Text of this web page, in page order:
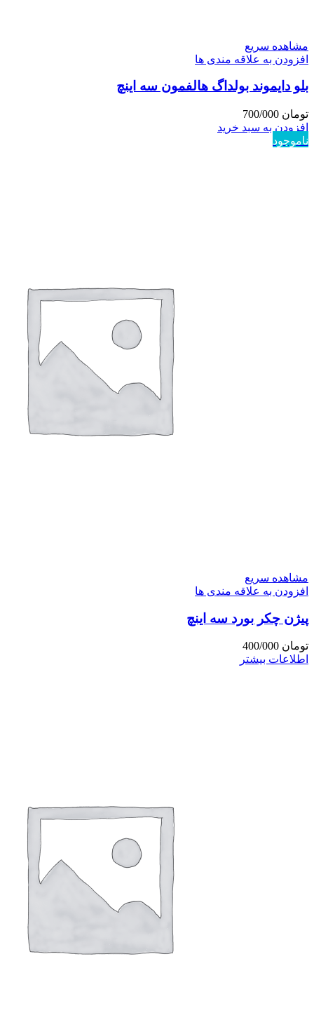
مشاهده سریع
افزودن به علاقه مندی ها
بلو دایموند بولداگ هالفمون سه اینچ
تومان
افزودن به سبد خرید
ناموجود
مشاهده سریع
افزودن به علاقه مندی ها
پیژن چکر بورد سه اینچ
تومان
اطلاعات بیشتر